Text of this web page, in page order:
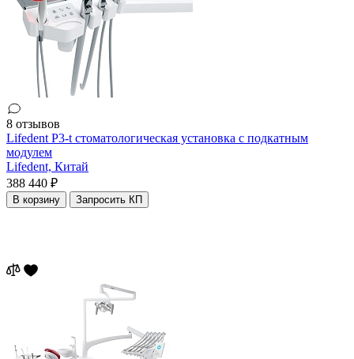
8 отзывов
Lifedent P3-t стоматологическая установка с подкатным
модулем
Lifedent, Китай
388 440 ₽
В корзину Запросить КП